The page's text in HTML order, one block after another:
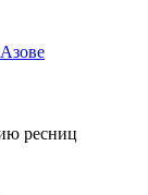
ресниц